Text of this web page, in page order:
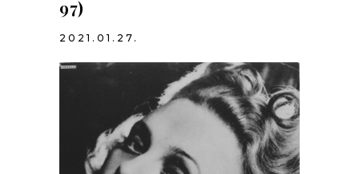
97)
2021.01.27.